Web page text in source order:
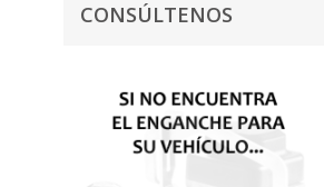
CONSÚLTENOS